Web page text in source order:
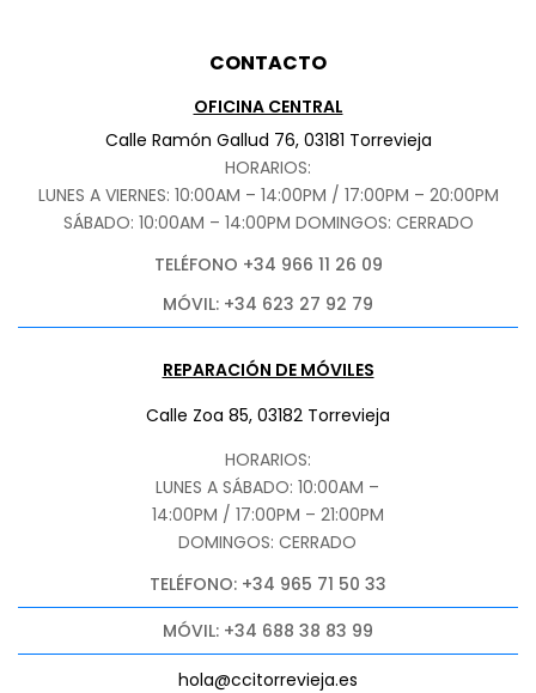
CONTACTO
OFICINA CENTRAL
Calle Ramón Gallud 76, 03181 Torrevieja
HORARIOS:
LUNES A VIERNES: 10:00AM – 14:00PM / 17:00PM – 20:00PM
SÁBADO: 10:00AM – 14:00PM DOMINGOS: CERRADO
TELÉFONO +34 966 11 26 09
MÓVIL: +34 623 27 92 79
REPARACIÓN DE MÓVILES
Calle Zoa 85, 03182 Torrevieja
HORARIOS:
LUNES A SÁBADO: 10:00AM –
14:00PM / 17:00PM – 21:00PM
DOMINGOS: CERRADO
TELÉFONO: +34 965 71 50 33
MÓVIL: +34 688 38 83 99
hola@ccitorrevieja.es